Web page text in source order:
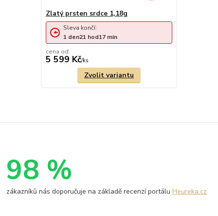
Zlatý prsten srdce 1,18g
cena od
5 599 Kč/ks
Sleva končí:
1 den21 hod17 min
Zvolit variantu
98 %
zákazníků nás doporučuje na základě recenzí portáluHeureka.cz